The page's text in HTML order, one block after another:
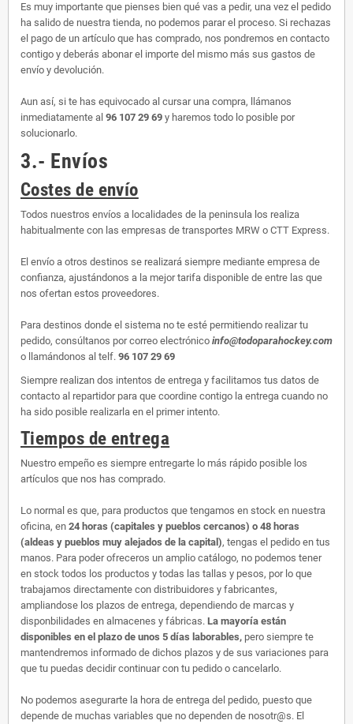
Es muy importante que pienses bien qué vas a pedir, una vez el pedido
ha salido de nuestra tienda, no podemos parar el proceso. Si rechazas
el pago de un artículo que has comprado, nos pondremos en contacto
contigo y deberás abonar el importe del mismo más sus gastos de
envío y devolución.
Aun así, si te has equivocado al cursar una compra, llámanos
inmediatamente al 96 107 29 69 y haremos todo lo posible por
solucionarlo.
3.- Envíos
Costes de envío
Todos nuestros envíos a localidades de la peninsula los realiza
habitualmente con las empresas de transportes MRW o CTT Express.
El envío a otros destinos se realizará siempre mediante empresa de
confianza, ajustándonos a la mejor tarifa disponible de entre las que
nos ofertan estos proveedores.
Para destinos donde el sistema no te esté permitiendo realizar tu
pedido, consúltanos por correo electrónico info@todoparahockey.com
o llamándonos al telf. 96 107 29 69
Siempre realizan dos intentos de entrega y facilitamos tus datos de
contacto al repartidor para que coordine contigo la entrega cuando no
ha sido posible realizarla en el primer intento.
Tiempos de entrega
Nuestro empeño es siempre entregarte lo más rápido posible los
artículos que nos has comprado.
Lo normal es que, para productos que tengamos en stock en nuestra
oficina, en 24 horas (capitales y pueblos cercanos) o 48 horas
(aldeas y pueblos muy alejados de la capital), tengas el pedido en tus
manos. Para poder ofreceros un amplio catálogo, no podemos tener
en stock todos los productos y todas las tallas y pesos, por lo que
trabajamos directamente con distribuidores y fabricantes,
ampliandose los plazos de entrega, dependiendo de marcas y
disponbilidades en almacenes y fábricas. La mayoría están
disponibles en el plazo de unos 5 días laborables, pero siempre te
mantendremos informado de dichos plazos y de sus variaciones para
que tu puedas decidir continuar con tu pedido o cancelarlo.
No podemos asegurarte la hora de entrega del pedido, puesto que
depende de muchas variables que no dependen de nosotr@s. El